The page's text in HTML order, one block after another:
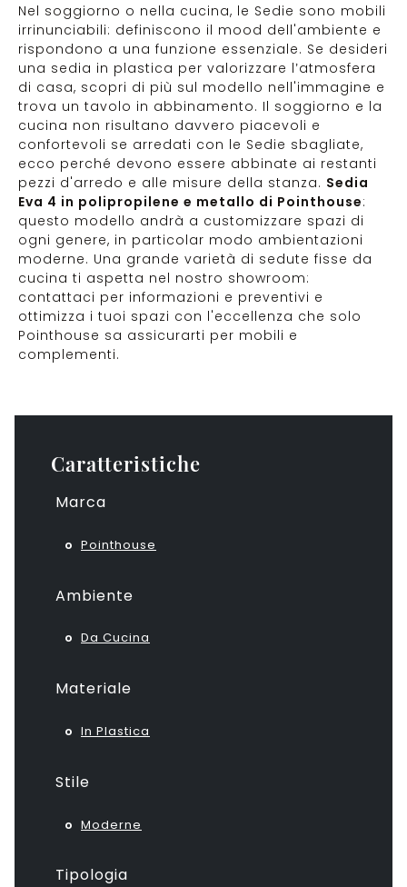
Nel soggiorno o nella cucina, le Sedie sono mobili
irrinunciabili: definiscono il mood dell'ambiente e
rispondono a una funzione essenziale. Se desideri
una sedia in plastica per valorizzare l’atmosfera
di casa, scopri di più sul modello nell'immagine e
trova un tavolo in abbinamento. Il soggiorno e la
cucina non risultano davvero piacevoli e
confortevoli se arredati con le Sedie sbagliate,
ecco perché devono essere abbinate ai restanti
pezzi d'arredo e alle misure della stanza. Sedia
Eva 4 in polipropilene e metallo di Pointhouse:
questo modello andrà a customizzare spazi di
ogni genere, in particolar modo ambientazioni
moderne. Una grande varietà di sedute fisse da
cucina ti aspetta nel nostro showroom:
contattaci per informazioni e preventivi e
ottimizza i tuoi spazi con l'eccellenza che solo
Pointhouse sa assicurarti per mobili e
complementi.
Caratteristiche
Marca
Pointhouse
Ambiente
Da Cucina
Materiale
In Plastica
Stile
Moderne
Tipologia